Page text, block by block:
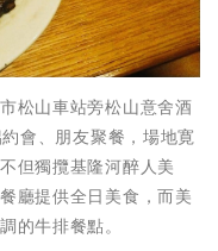
松山車站旁松山意舍酒
會、朋友聚餐，場地寛
但獨攬基隆河醉人美
廳提供全日美食，而美
的牛排餐點。